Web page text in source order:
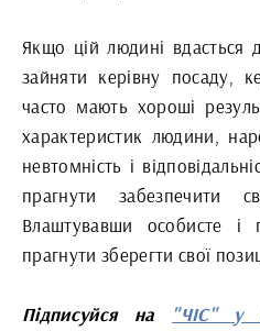
Якщо цій людині вдасться
зайняти керівну посаду,
часто мають хороші
характеристик людини,
невтомність і
прагнути забезпечити
Влаштувавши особисте і
прагнути зберегти свої
Підписуйся на "ЧІС" у